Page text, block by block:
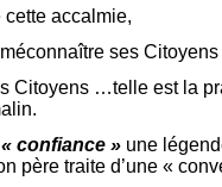
accalmie,
ses Citoyens
Citoyens …telle est la
confiance » une
père traite d’une «